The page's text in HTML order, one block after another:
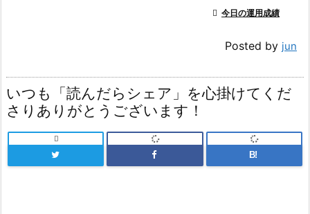
 今日の運用成績
Posted by jun
いつも「読んだらシェア」を心掛けてくだ
さりありがとうございます！

B!